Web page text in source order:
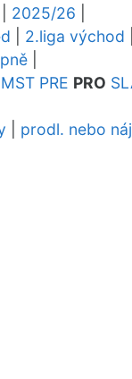
2025/26
2.liga východ
MST PRE PRO
prodl. nebo